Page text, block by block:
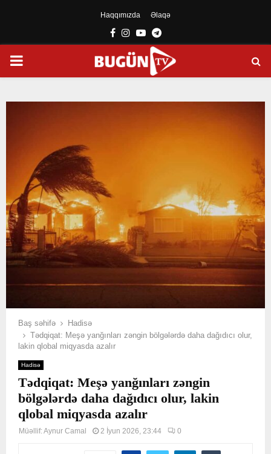
Haqqımızda Əlaqə
Facebook
Instagram
YoutubeTelegram
PRIMARY
Baş səhifə
Hadisə
Tədqiqat: Meşə yanğınları zəngin bölgələrdə daha dağıdıcı olur,
lakin qlobal miqyasda azalır
Hadisə
Tədqiqat: Meşə yanğınları zəngin
bölgələrdə daha dağıdıcı olur, lakin
qlobal miqyasda azalır
Müəllif:Aynur Camal 2 İyun 2026, 23:44 0